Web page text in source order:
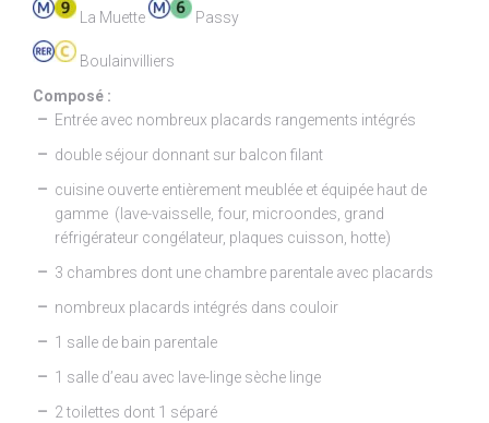
La Muette
Passy
Boulainvilliers
Composé :
Entrée avec nombreux placards rangements intégrés
double séjour donnant sur balcon filant
cuisine ouverte entièrement meublée et équipée haut de
gamme (lave-vaisselle, four, microondes, grand
réfrigérateur congélateur, plaques cuisson, hotte)
3 chambres dont une chambre parentale avec placards
nombreux placards intégrés dans couloir
1 salle de bain parentale
1 salle d’eau avec lave-linge sèche linge
2 toilettes dont 1 séparé